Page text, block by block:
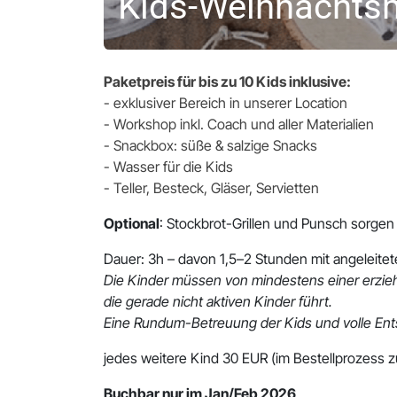
Paketpreis für bis zu 10 Kids inklusive:
- exklusiver Bereich in unserer Location
- Workshop inkl. Coach und aller Materialien
- Snackbox: süße & salzige Snacks
- Wasser für die Kids
- Teller, Besteck, Gläser, Servietten
Optional: Stockbrot-Grillen und Punsch
Dauer: 3h – davon 1,5–2 Stunden mit
Die Kinder müssen von mindestens einer
die gerade nicht aktiven Kinder führt.
Eine Rundum-Betreuung der Kids und volle
jedes weitere Kind 30 EUR (im Bestellprozess
Buchbar nur im Jan/Feb 2026